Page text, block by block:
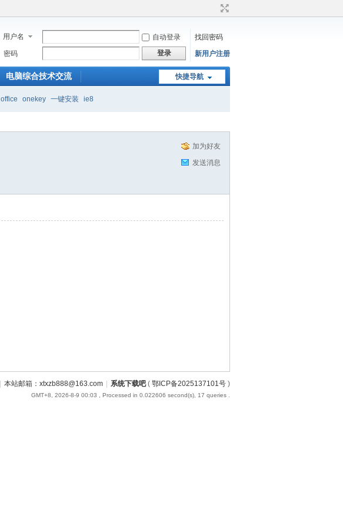
用户名 自动登录
找回密码
密码
登录 新用户注册
快捷导航
电脑综合技术交流
office onekey 一键安装 ie8
加为好友
发送消息
本站邮箱：xtxzb888@163.com 系统下载吧( 鄂ICP备2025137101号 )
GMT+8, 2026-8-9 00:03 , Processed in 0.022606 second(s), 17 queries .